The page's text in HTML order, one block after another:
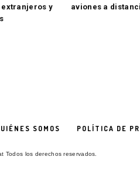
y
aviones a
SOMOS POLÍTICA DE
Todos los derechos reservados.